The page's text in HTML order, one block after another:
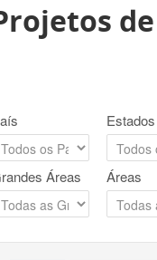
Estados
Áreas Áreas